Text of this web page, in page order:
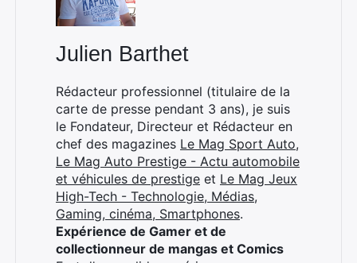
Julien Barthet
Rédacteur professionnel (titulaire de la
carte de presse pendant 3 ans), je suis
le Fondateur, Directeur et Rédacteur en
chef des magazines Le Mag Sport Auto,
Le Mag Auto Prestige - Actu automobile
et véhicules de prestige et Le Mag Jeux
High-Tech - Technologie, Médias,
Gaming, cinéma, Smartphones.
Expérience de Gamer et de
collectionneur de mangas et Comics